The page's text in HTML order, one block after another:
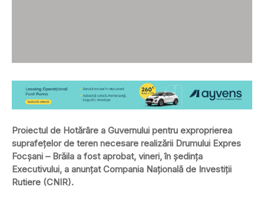
Proiectul de Hotărâre a Guvernului pentru exproprierea
suprafeţelor de teren necesare realizării Drumului Expres
Focșani – Brăila a fost aprobat, vineri, în ședința
Executivului, a anunțat Compania Națională de Investiții
Rutiere (CNIR).